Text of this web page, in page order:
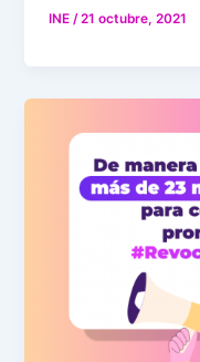
INE/21 octubre, 2021